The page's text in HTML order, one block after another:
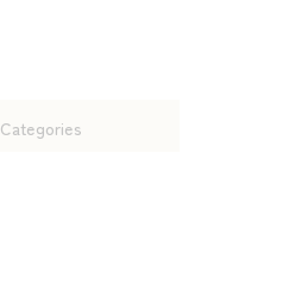
Categories